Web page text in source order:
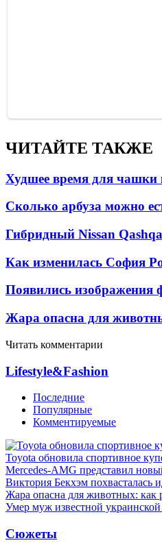
ЧИТАЙТЕ ТАКЖЕ
Худшее время для чашки
Сколько арбуза можно
Гибридный Nissan
Как изменилась София
Появились изображения
Жара опасна для
Читать комментарии
Lifestyle&Fashion
Последние
Популярные
Комментируемые
Toyota обновила спортивное
Mercedes-AMG представил
Виктория Бекхэм похвасталась
Жара опасна для животных: как
Умер муж известной
Сюжеты